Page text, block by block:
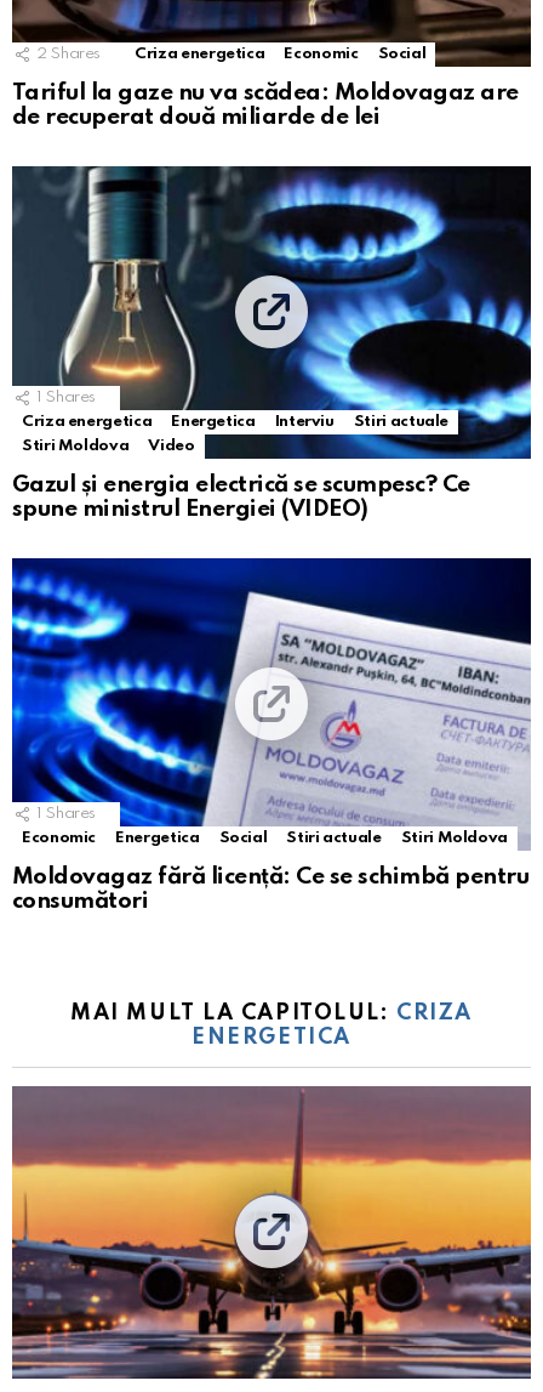
2 Shares Criza energetica Economic Social
Tariful la gaze nu va scădea: Moldovagaz are
de recuperat două miliarde de lei
1 Shares
Criza energetica
Energetica Interviu
Stiri actuale
Stiri Moldova
Video
Gazul și energia electrică se scumpesc? Ce
spune ministrul Energiei (VIDEO)
1 Shares
Economic
Energetica Social Stiri actuale Stiri Moldova
Moldovagaz fără licență: Ce se schimbă pentru
consumători
MAI MULT LA CAPITOLUL: CRIZA
ENERGETICA